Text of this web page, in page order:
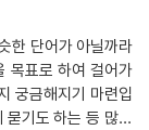
기를 기다리는 시
짓는 시간입니다.
기는 시간입니다.
이 지어져야 다음
기초를 다져야 기
한 단어가 아닐까라
목표로 하여 걸어가
궁금해지기 마련입
기도 하는 등 많은